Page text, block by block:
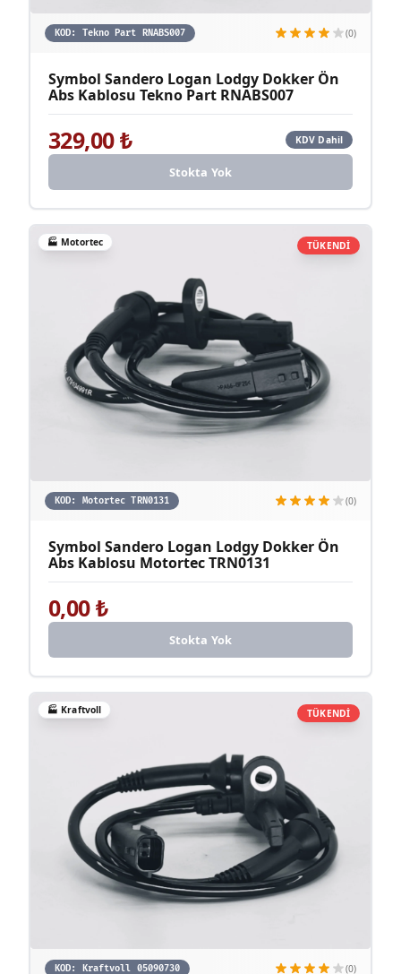
KOD: Tekno Part RNABS007 (0)
Symbol Sandero Logan Lodgy Dokker Ön
Abs Kablosu Tekno Part RNABS007
329,00₺ KDV Dahil
Stokta Yok
TÜKENDİ
🏭 Motortec
KOD: Motortec TRN0131 (0)
Symbol Sandero Logan Lodgy Dokker Ön
Abs Kablosu Motortec TRN0131
0,00₺
Stokta Yok
TÜKENDİ
🏭 Kraftvoll
KOD: Kraftvoll 05090730 (0)